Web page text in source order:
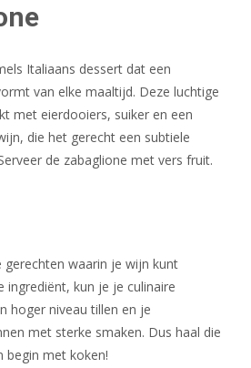
Italiaans dessert dat een
van elke maaltijd. Deze luchtige
met eierdooiers, suiker en een
die het gerecht een subtiele
de zabaglione met vers fruit.
waarin je wijn kunt
ingrediënt, kun je je culinaire
hoger niveau tillen en je
met sterke smaken. Dus haal die
begin met koken!